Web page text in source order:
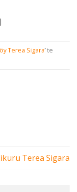
Terea Sigara’ te
Terea Sigara